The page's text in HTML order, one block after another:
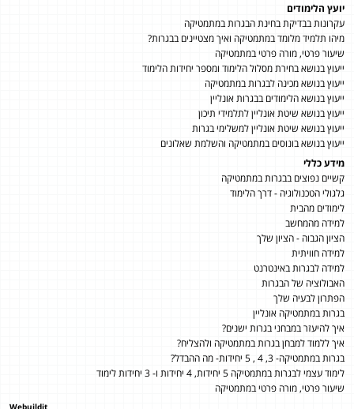
יועץ הלימודים
עקרונות בבדיקת בחינת הבגרות במתמטיקה
מיהו תלמיד מלומד במתמטיקה ואיך מצטיינים בבגרות?
שיעור פרטי, מורה פרטי במתמטיקה
ייעוץ בנושא בחירת מסלול הלימוד ומספר יחידות הלימוד
ייעוץ בנושא מכינה לבגרות במתמטיקה
ייעוץ בנושא הלימודים בבגרות אונליין
ייעוץ בנושא שיטת אונליין לתלמידי תיכון
ייעוץ בנושא שיטת אונליין למשלימי בגרות
ייעוץ בנושא בונוסים במתמטיקה והשלמת שאלונים
מידע כללי
קשיים נפוצים בבגרות במתמטיקה
גלגולי הטכנולוגיה - דרך הלימוד
לימודים מהבית
למידה מהמחשב
הציון הגבוה - הציון שלך
למידה חוויתית
למידה לבגרות באינטרנט
האבולוציה של הבגרות
הפתרון לבעיה שלך
בגרות במתמטיקה אונליין
איך להיעזר במבחני בגרות ישנים?
איך ללמוד למבחן בגרות במתמטיקה ולהצליח?
בגרות במתמטיקה- 3, 4 , 5 יחידות- מה ההבדל?
לימוד עצמי לבגרות במתמטיקה 5 יחידות, 4 יחידות ו- 3 יחידות לימוד
שיעור פרטי, מורה פרטי במתמטיקה